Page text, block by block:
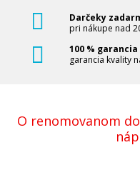
Darčeky
pri nákupe nad
100 %
garancia kvality
O renomovanom